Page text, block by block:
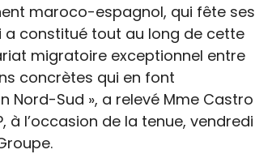
maroco-espagnol, qui fête ses
a constitué tout au long de cette
migratoire exceptionnel entre
concrètes qui en font
Nord-Sud », a relevé Mme Castro
à l’occasion de la tenue, vendredi